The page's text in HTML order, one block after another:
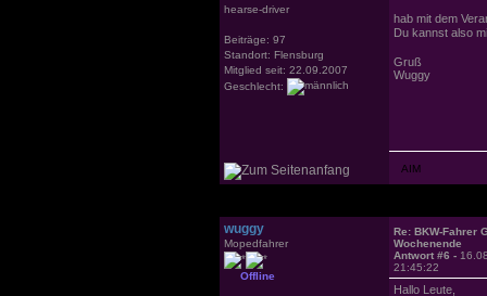
hearse-driver
Beiträge: 97
Standort: Flensburg
Mitglied seit: 22.09.2007
Geschlecht:
hab mit dem
Du kannst also
Gruß
Wuggy
wuggy
Mopedfahrer
Offline
Re: BKW-Fahrer
Wochenende
Antwort #6 -
21:45:22
Hallo Leute,